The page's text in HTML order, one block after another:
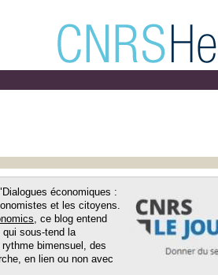
économiques :
et les citoyens.
, ce blog entend
sous-tend la
bimensuel, des
en lien ou non avec